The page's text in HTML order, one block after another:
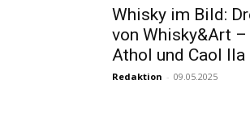
Whisky im Bild:
von Whisky&Art
Athol und Caol Ila
Redaktion - 09.05.2025